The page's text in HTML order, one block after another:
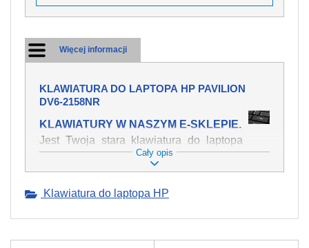
Więcej informacji
KLAWIATURA DO LAPTOPA HP PAVILION
DV6-2158NR
KLAWIATURY W NASZYM E-SKLEPIE.
Jest Twoja stara klawiatura do laptopa
HP Pavilion dv6-2158nr mechanicznie
uszkodzona, polałeś ją płynem, który
swojej pozycji? Kup nową klawiaturę,
Oferujemy oryginalne klawiatury w
Cały opis
Klawiatura do laptopa HP